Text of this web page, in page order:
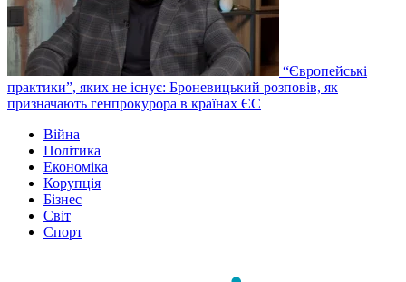
“Європейські
практики”, яких не існує: Броневицький розповів, як
призначають генпрокурора в країнах ЄС
Війна
Політика
Економіка
Корупція
Бізнес
Світ
Спорт